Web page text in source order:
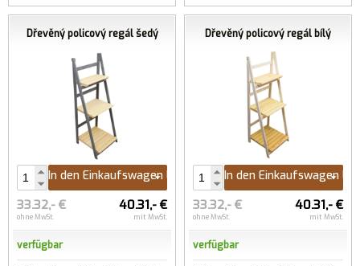
Dřevěný policový regál šedý
In den Einkaufswagen legen
33.32,- €
ohne MwSt.
40.31,- €
mit MwSt.
verfügbar
Dřevěný policový regál bílý
In den Einkaufswagen
33.32,- €
ohne MwSt.
40.31,- €
mit MwSt.
verfügbar